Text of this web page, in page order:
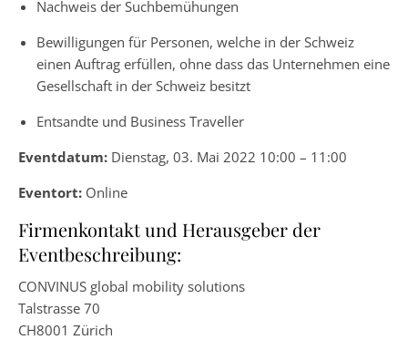
Nachweis der Suchbemühungen
Bewilligungen für Personen, welche in der Schweiz
einen Auftrag erfüllen, ohne dass das Unternehmen eine
Gesellschaft in der Schweiz besitzt
Entsandte und Business Traveller
Eventdatum: Dienstag, 03. Mai 2022 10:00 – 11:00
Eventort: Online
Firmenkontakt und Herausgeber der
Eventbeschreibung:
CONVINUS global mobility solutions
Talstrasse 70
CH8001 Zürich